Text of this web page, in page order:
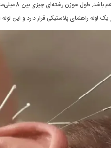
یک لوله راهنمای پلاستیکی قرار دارد و